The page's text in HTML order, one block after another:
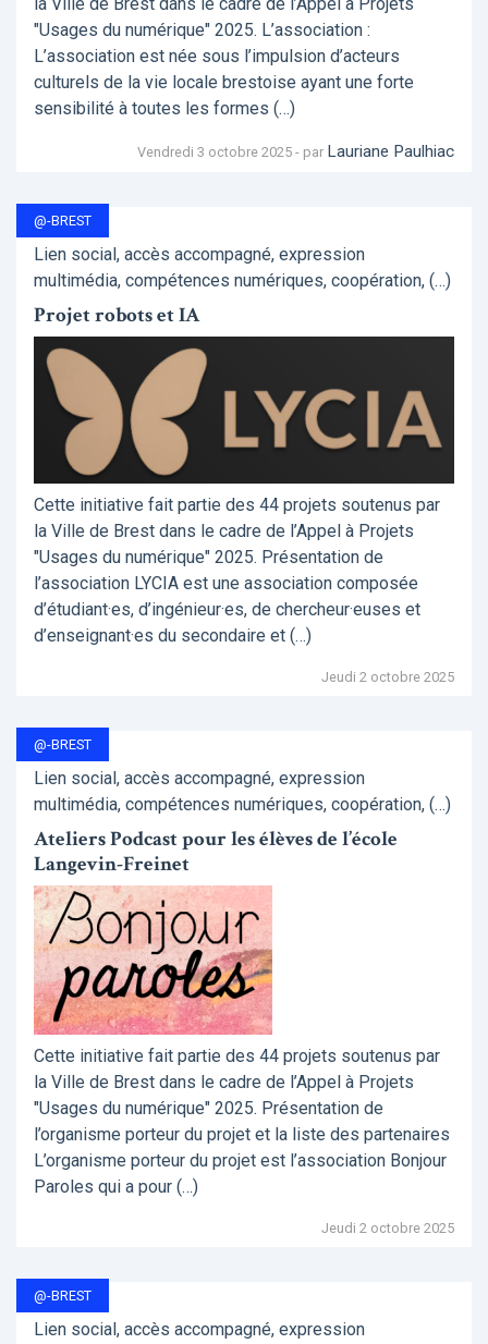
"Usages du numérique" 2025. L’association :
L’association est née sous l’impulsion d’acteurs
culturels de la vie locale brestoise ayant une forte
sensibilité à toutes les formes (…)
Vendredi 3 octobre 2025 - par Lauriane Paulhiac
@-BREST
Lien social, accès accompagné, expression
multimédia, compétences numériques, coopération, (…)
Projet robots et IA
Cette initiative fait partie des 44 projets soutenus par
la Ville de Brest dans le cadre de l’Appel à Projets
"Usages du numérique" 2025. Présentation de
l’association LYCIA est une association composée
d’étudiant·es, d’ingénieur·es, de chercheur·euses et
d’enseignant·es du secondaire et (…)
Jeudi 2 octobre 2025
@-BREST
Lien social, accès accompagné, expression
multimédia, compétences numériques, coopération, (…)
Ateliers Podcast pour les élèves de l’école
Langevin-Freinet
Cette initiative fait partie des 44 projets soutenus par
la Ville de Brest dans le cadre de l’Appel à Projets
"Usages du numérique" 2025. Présentation de
l’organisme porteur du projet et la liste des partenaires
L’organisme porteur du projet est l’association Bonjour
Paroles qui a pour (…)
Jeudi 2 octobre 2025
@-BREST
Lien social, accès accompagné, expression